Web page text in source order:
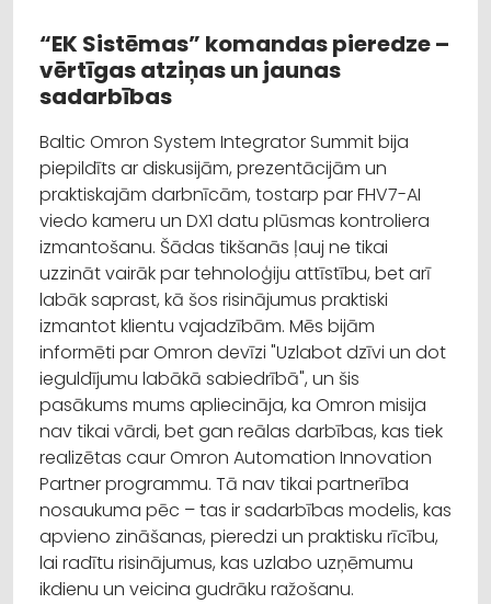
“EK Sistēmas” komandas pieredze –
vērtīgas atziņas un jaunas
sadarbības
Baltic Omron System Integrator Summit bija
piepildīts ar diskusijām, prezentācijām un
praktiskajām darbnīcām, tostarp par FHV7-AI
viedo kameru un DX1 datu plūsmas kontroliera
izmantošanu. Šādas tikšanās ļauj ne tikai
uzzināt vairāk par tehnoloģiju attīstību, bet arī
labāk saprast, kā šos risinājumus praktiski
izmantot klientu vajadzībām. Mēs bijām
informēti par Omron devīzi "Uzlabot dzīvi un dot
ieguldījumu labākā sabiedrībā", un šis
pasākums mums apliecināja, ka Omron misija
nav tikai vārdi, bet gan reālas darbības, kas tiek
realizētas caur Omron Automation Innovation
Partner programmu. Tā nav tikai partnerība
nosaukuma pēc – tas ir sadarbības modelis, kas
apvieno zināšanas, pieredzi un praktisku rīcību,
lai radītu risinājumus, kas uzlabo uzņēmumu
ikdienu un veicina gudrāku ražošanu.